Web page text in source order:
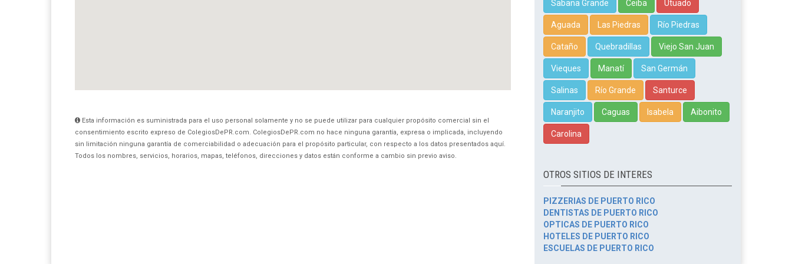
Esta información es suministrada para el uso personal solamente y no se puede utilizar para cualquier propósito comercial sin el
consentimiento escrito expreso de ColegiosDePR.com. ColegiosDePR.com no hace ninguna garantía, expresa o implicada, incluyendo
sin limitación ninguna garantía de comerciabilidad o adecuación para el propósito particular, con respecto a los datos presentados aquí.
Todos los nombres, servicios, horarios, mapas, teléfonos, direcciones y datos están conforme a cambio sin previo aviso.
Sabana Grande Ceiba Utuado
Aguada Las Piedras Río Piedras
Cataño Quebradillas Viejo San Juan
Vieques Manatí San Germán
Salinas Río Grande Santurce
Naranjito Caguas Isabela Aibonito
Carolina
OTROS SITIOS DE INTERES
PIZZERIAS DE PUERTO RICO
DENTISTAS DE PUERTO RICO
OPTICAS DE PUERTO RICO
HOTELES DE PUERTO RICO
ESCUELAS DE PUERTO RICO